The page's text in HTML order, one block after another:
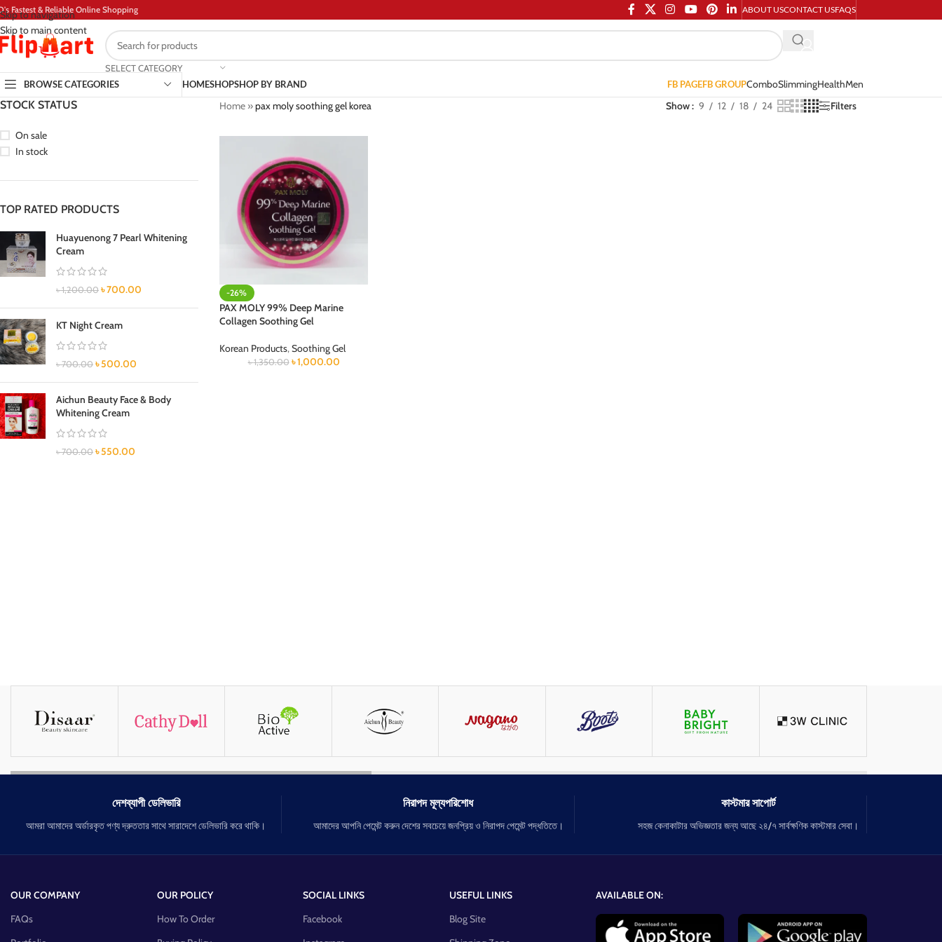
Skip to navigation
Skip to main content
Fastest & Reliable Online Shopping ABOUT USCONTACT USFAQS
SELECT CATEGORY
BROWSE CATEGORIES
HOMESHOPSHOP BY BRAND FB PAGEFB GROUPComboSlimmingHealthMen
STOCK STATUS
On sale
In stock
TOP RATED PRODUCTS
Huayuenong 7 Pearl Whitening
Cream
৳1,200.00 ৳700.00
KT Night Cream
৳700.00 ৳500.00
Aichun Beauty Face & Body
Whitening Cream
৳700.00 ৳550.00
Home»pax moly soothing gel korea Show 9 12 18 24 Filters
-26%
PAX MOLY 99% Deep Marine
Collagen Soothing Gel
Korean Products,Soothing Gel
৳1,350.00 ৳1,000.00
দেশব্যাপী ডেলিভারি
আমরা আমাদের অর্ডারকৃত পণ্য দ্রুততার সাথে সারাদেশে ডেলিভারি করে থাকি।
নিরাপদ মূল্যপরিশোধ
আমাদের আপনি পেমেন্ট করুন দেশের সবচেয়ে জনপ্রিয় ও নিরাপদ পেমেন্ট পদ্ধতিতে।
কাস্টমার সাপোর্ট
সহজ কেনাকাটার অভিজ্ঞতার জন্য আছে ২৪/৭ সার্বক্ষণিক কাস্টমার সেবা।
OUR COMPANY
FAQs
OUR POLICY
How To Order
SOCIAL LINKS
Facebook
USEFUL LINKS
Blog Site
AVAILABLE ON: